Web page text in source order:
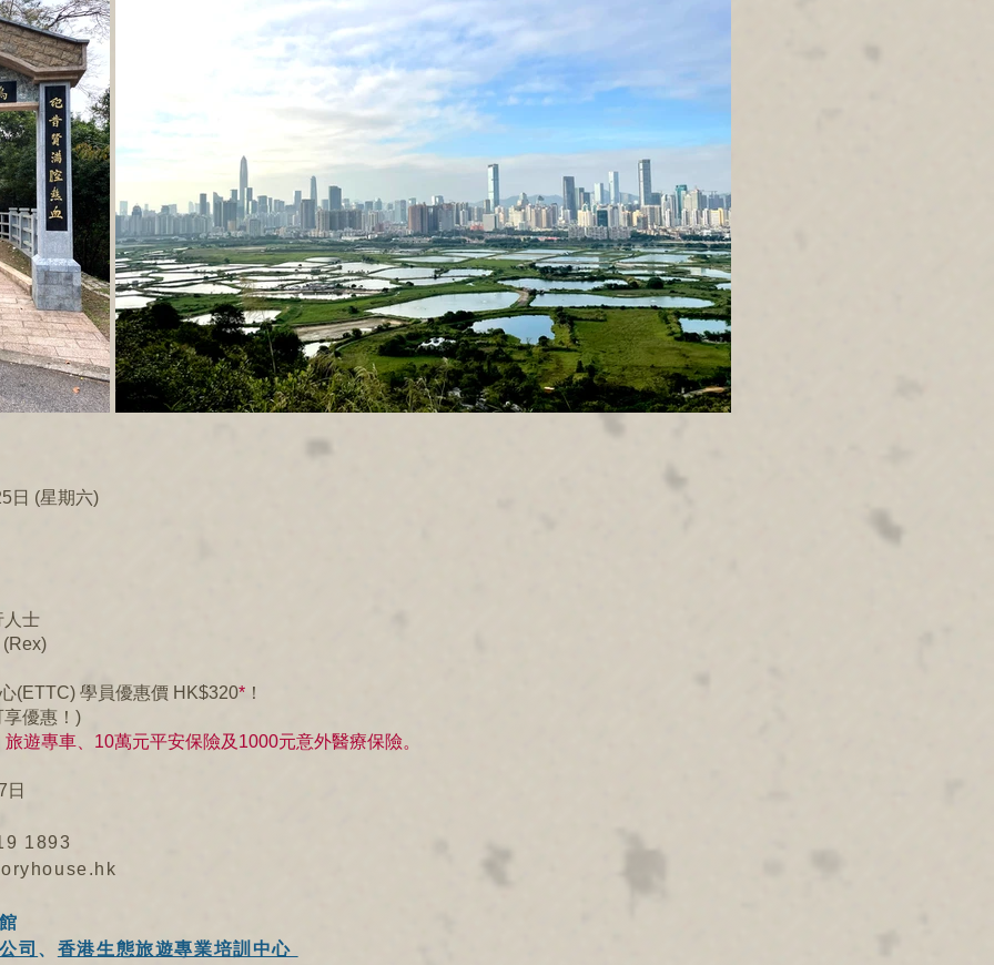
日 (星期六)
人士
(ETTC) 學員優惠價 HK$320* ！
優惠！)
遊專車、10萬元平安保險及1000元意外醫療保險。
日
1893
司 、 香港生態旅遊專業培訓中心